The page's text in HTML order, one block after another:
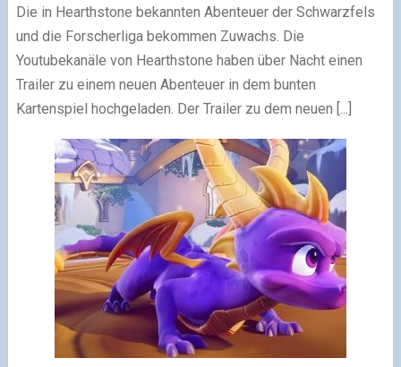
Die in Hearthstone bekannten Abenteuer der Schwarzfels
und die Forscherliga bekommen Zuwachs. Die
Youtubekanäle von Hearthstone haben über Nacht einen
Trailer zu einem neuen Abenteuer in dem bunten
Kartenspiel hochgeladen. Der Trailer zu dem neuen [...]